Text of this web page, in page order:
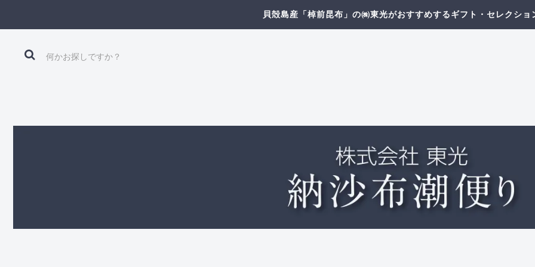
貝殻島産「棹前昆布」の㈱東光がおすすめするギフト・セレクショ